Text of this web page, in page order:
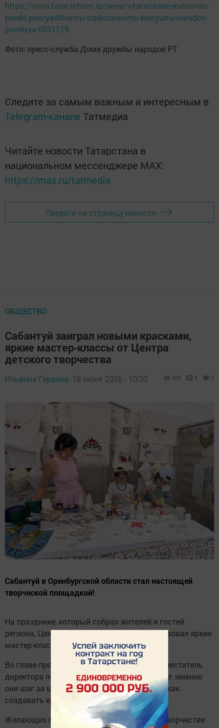
https://www.tatar-inform.ru/news/v-tatarstane-realizovan-
proekt-posvyashhennyi-tradicionnomu-kostyumu-narodov-
povolzya-6031279
Фото: пресс-служба Дома дружбы народов РТ
Следите за самым важным и интересным в
Telegram-канале Татмедиа
Читайте новости Татарстана в
национальном мессенджере MАХ:
https://max.ru/tatmedia
Перейти на страницу новости
ОБЩЕСТВО
Сабантуй заиграл новыми красками,
яркие мастер‑классы от Центра
детского творчества
Ильвина Гараева, 18 июня 2026 - 10:30 305 0 0
Сабантуй в Оренбургской области стал настоящей
творческой площадкой!
На празднике, который собрал жителей и гостей
региона, Центр детского творчества организовал яркие
мастер-классы.
Во главе процесса — директор Центра и заместитель
директора по учебно-воспитательной работе: именно
они шаг за шагом показывали участникам, как
создавать красивые вещи своими руками.
Желающих попробовать себя в народном творчестве